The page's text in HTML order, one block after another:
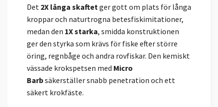
Det 2X långa skaftetger gott om plats för långa
kroppar och naturtrogna betesfiskimitationer,
medan den 1X starka, smidda konstruktionen
ger den styrka som krävs för fiske efter större
öring, regnbåge och andra rovfiskar. Den kemiskt
vässade krokspetsen med Micro
Barbsäkerställer snabb penetration och ett
säkert krokfäste.